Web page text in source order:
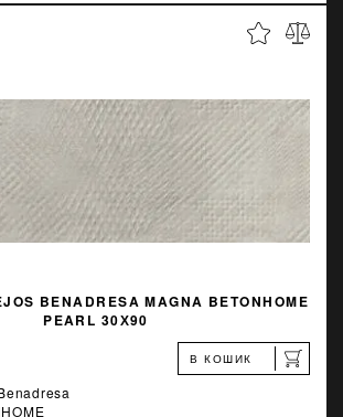
BENADRESA MAGNA BETONHOME
PEARL 30Х90
В КОШИК